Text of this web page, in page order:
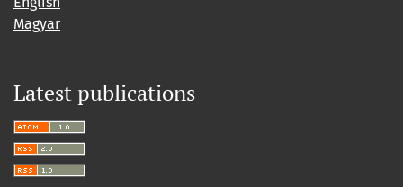
Magyar
Latest publications